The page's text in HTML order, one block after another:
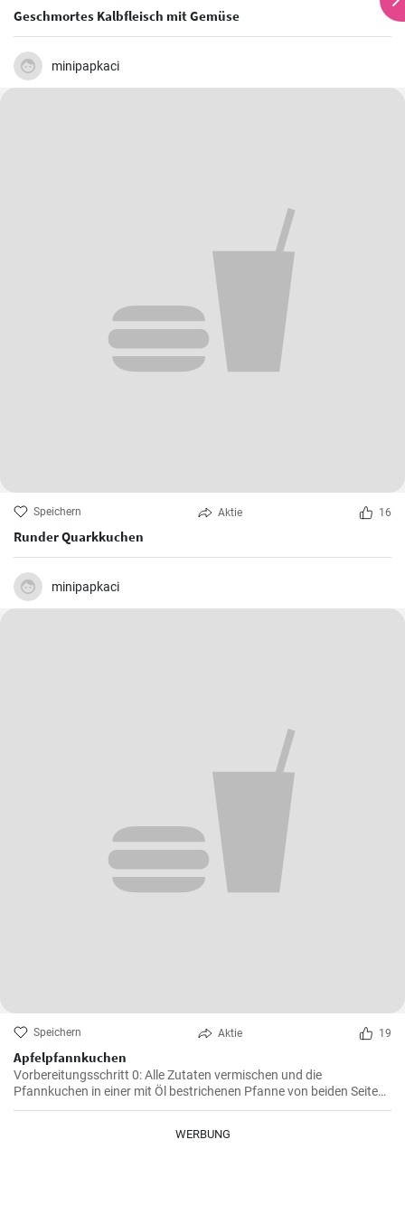
Geschmortes Kalbfleisch mit Gemüse
minipapkaci
Speichern Aktie 16
Runder Quarkkuchen
minipapkaci
Speichern Aktie 19
Apfelpfannkuchen
Vorbereitungsschritt 0: Alle Zutaten vermischen und die
Pfannkuchen in einer mit Öl bestrichenen Pfanne von beiden Seiten
braten.
WERBUNG